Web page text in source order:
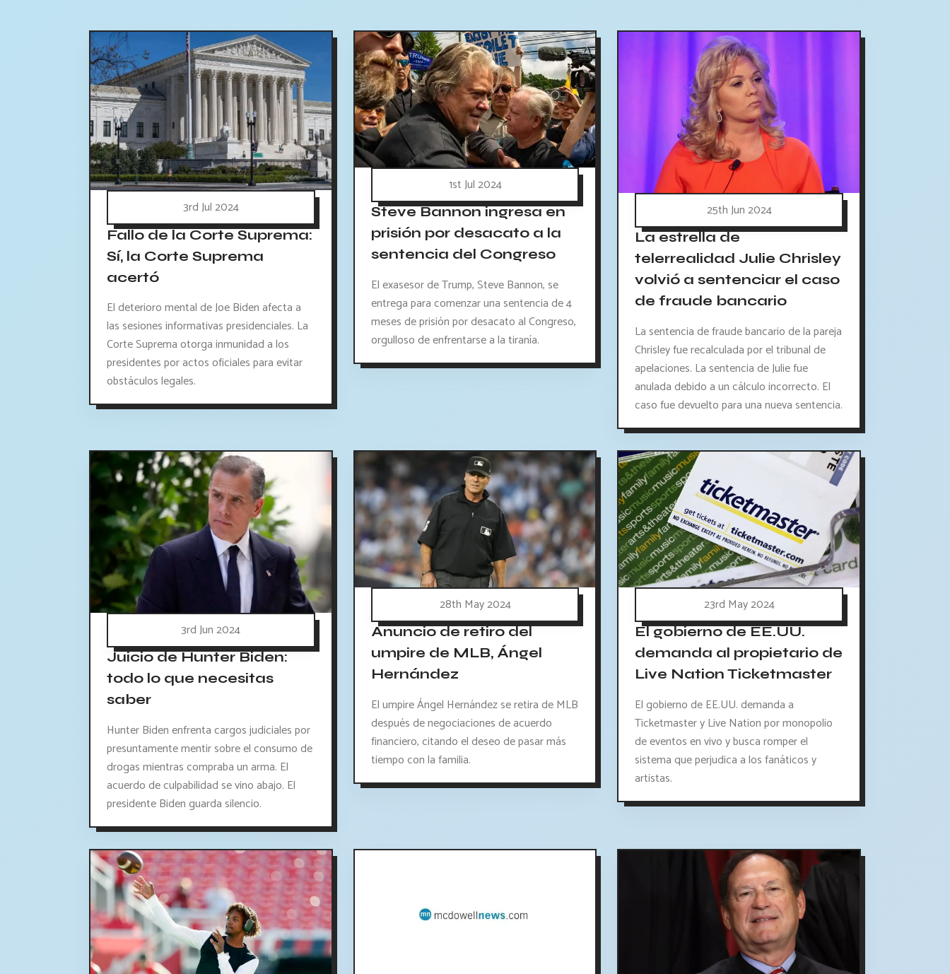
3rd Jul 2024
Fallo de la Corte Suprema:
Sí, la Corte Suprema
acertó
El deterioro mental de Joe Biden afecta a
las sesiones informativas presidenciales. La
Corte Suprema otorga inmunidad a los
presidentes por actos oficiales para evitar
obstáculos legales.
1st Jul 2024
Steve Bannon ingresa en
prisión por desacato a la
sentencia del Congreso
El exasesor de Trump, Steve Bannon, se
entrega para comenzar una sentencia de 4
meses de prisión por desacato al Congreso,
orgulloso de enfrentarse a la tiranía.
25th Jun 2024
La estrella de
telerrealidad Julie Chrisley
volvió a sentenciar el caso
de fraude bancario
La sentencia de fraude bancario de la pareja
Chrisley fue recalculada por el tribunal de
apelaciones. La sentencia de Julie fue
anulada debido a un cálculo incorrecto. El
caso fue devuelto para una nueva sentencia.
3rd Jun 2024
Juicio de Hunter Biden:
todo lo que necesitas
saber
Hunter Biden enfrenta cargos judiciales por
presuntamente mentir sobre el consumo de
drogas mientras compraba un arma. El
acuerdo de culpabilidad se vino abajo. El
presidente Biden guarda silencio.
28th May 2024
Anuncio de retiro del
umpire de MLB, Ángel
Hernández
El umpire Ángel Hernández se retira de MLB
después de negociaciones de acuerdo
financiero, citando el deseo de pasar más
tiempo con la familia.
23rd May 2024
El gobierno de EE.UU.
demanda al propietario de
Live Nation Ticketmaster
El gobierno de EE.UU. demanda a
Ticketmaster y Live Nation por monopolio
de eventos en vivo y busca romper el
sistema que perjudica a los fanáticos y
artistas.